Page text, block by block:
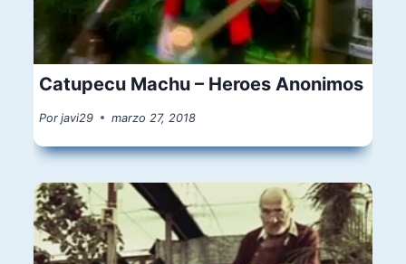
Catupecu Machu – Heroes Anonimos
Por javi29 marzo 27, 2018